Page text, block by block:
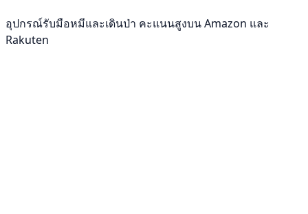
อุปกรณ์รับมือหมีและเดินป่า คะแนนสูงบน Amazon และ
Rakuten